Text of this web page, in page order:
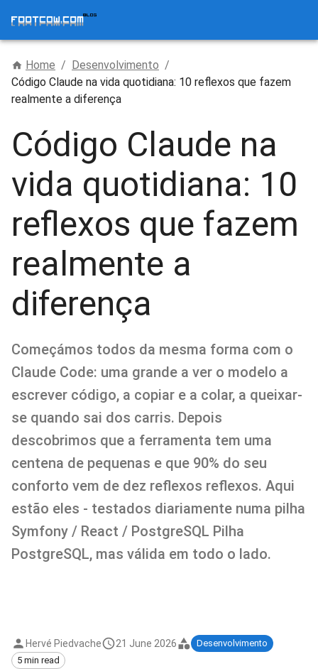
Home / Desenvolvimento /
Código Claude na vida quotidiana: 10 reflexos que fazem
realmente a diferença
Código Claude na
vida quotidiana: 10
reflexos que fazem
realmente a
diferença
Começámos todos da mesma forma com o
Claude Code: uma grande a ver o modelo a
escrever código, a copiar e a colar, a queixar-
se quando sai dos carris. Depois
descobrimos que a ferramenta tem uma
centena de pequenas e que 90% do seu
conforto vem de dez reflexos reflexos. Aqui
estão eles - testados diariamente numa pilha
Symfony / React / PostgreSQL Pilha
PostgreSQL, mas válida em todo o lado.
Hervé Piedvache 21 June 2026
Desenvolvimento
5 min read